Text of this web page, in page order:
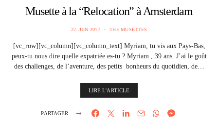
Musette à la “Relocation” à Amsterdam
22 JUIN 2017 THE MUSETTES
[vc_row][vc_column][vc_column_text] Myriam, tu vis aux Pays-Bas,
peux-tu nous dire quelle expatriée es-tu ? Myriam , 39 ans. J’ai le goût
des challenges, de l’aventure, des petits bonheurs du quotidien, de…
LIRE L'ARTICLE
PARTAGER